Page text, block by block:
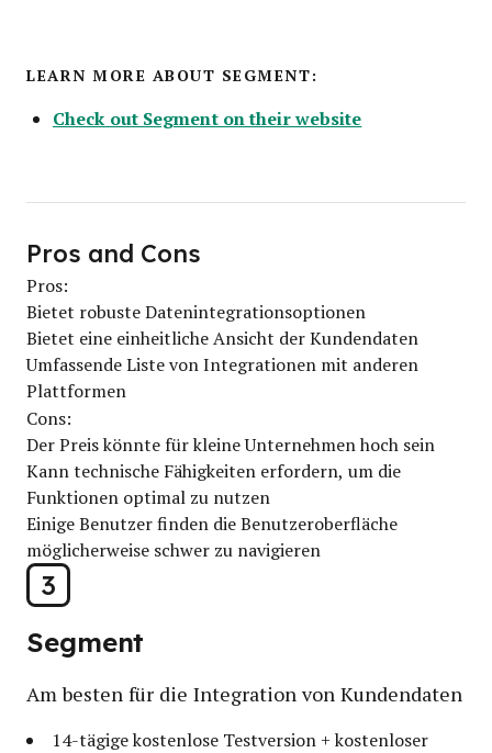
LEARN MORE ABOUT SEGMENT:
Check out Segment on their website
3
Segment
Am besten für die Integration von Kundendaten
14-tägige kostenlose Testversion + kostenloser
Pros and Cons
Pros:
Bietet robuste Datenintegrationsoptionen
Bietet eine einheitliche Ansicht der Kundendaten
Umfassende Liste von Integrationen mit anderen
Plattformen
Cons:
Der Preis könnte für kleine Unternehmen hoch sein
Kann technische Fähigkeiten erfordern, um die
Funktionen optimal zu nutzen
Einige Benutzer finden die Benutzeroberfläche
möglicherweise schwer zu navigieren